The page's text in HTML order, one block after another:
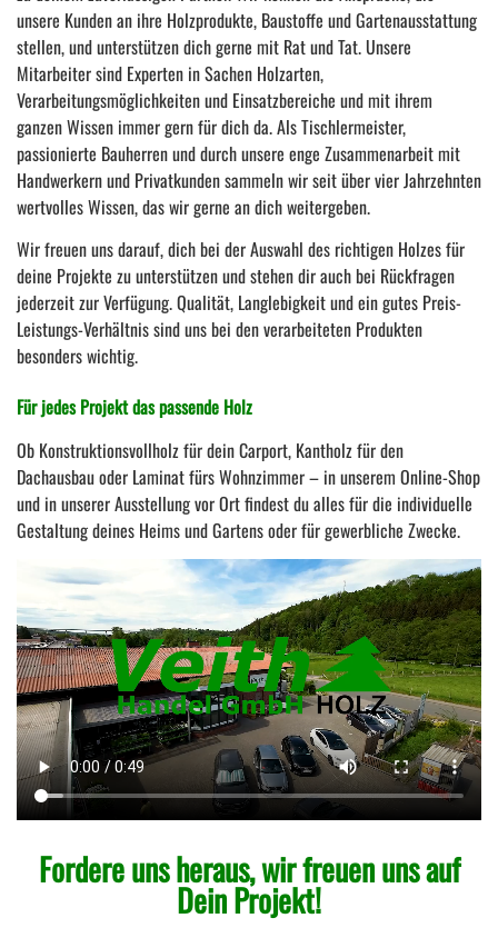
unsere Kunden an ihre Holzprodukte, Baustoffe und Gartenausstattung
stellen, und unterstützen dich gerne mit Rat und Tat. Unsere
Mitarbeiter sind Experten in Sachen Holzarten,
Verarbeitungsmöglichkeiten und Einsatzbereiche und mit ihrem
ganzen Wissen immer gern für dich da. Als Tischlermeister,
passionierte Bauherren und durch unsere enge Zusammenarbeit mit
Handwerkern und Privatkunden sammeln wir seit über vier Jahrzehnten
wertvolles Wissen, das wir gerne an dich weitergeben.
Wir freuen uns darauf, dich bei der Auswahl des richtigen Holzes für
deine Projekte zu unterstützen und stehen dir auch bei Rückfragen
jederzeit zur Verfügung. Qualität, Langlebigkeit und ein gutes Preis-
Leistungs-Verhältnis sind uns bei den verarbeiteten Produkten
besonders wichtig.
Für jedes Projekt das passende Holz
Ob Konstruktionsvollholz für dein Carport, Kantholz für den
Dachausbau oder Laminat fürs Wohnzimmer – in unserem Online-Shop
und in unserer Ausstellung vor Ort findest du alles für die individuelle
Gestaltung deines Heims und Gartens oder für gewerbliche Zwecke.
Fordere uns heraus, wir freuen uns auf
Dein Projekt!